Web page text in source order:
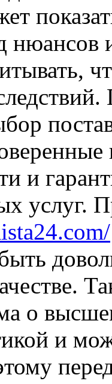
нюансов
и
услуг.
о
и